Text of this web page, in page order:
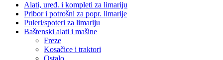
Alati, uređ. i kompleti za limariju
Pribor i potrošni za popr. limarije
Puleri/spoteri za limariju
Baštenski alati i mašine
Freze
Kosačice i traktori
Ostalo